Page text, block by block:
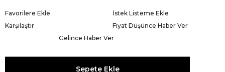
Favorilere Ekle
İstek Listeme Ekle
Karşılaştır
Fiyat Düşünce Haber Ver
Gelince Haber Ver